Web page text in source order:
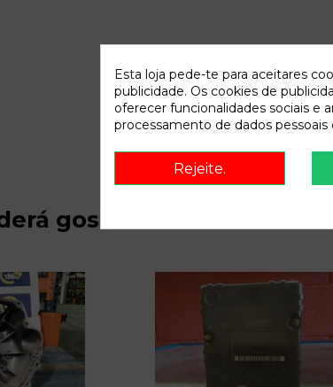
gostar
Esta loja pede-te para aceitares
publicidade. Os cookies de
oferecer funcionalidades sociais e
processamento de dados pessoais
Rejeite.